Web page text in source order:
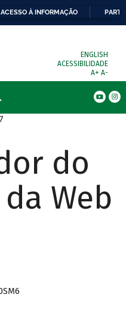
ACESSO À INFORMAÇÃO
ENGLISH
ACESSIBILIDADE
A+ A-
do
Web